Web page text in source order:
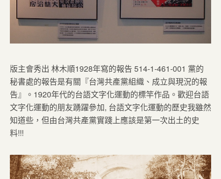
版主會秀出 林木順1928年寫的報告 514-1-461-001 黨的
秘書處的報告是有關『台灣共產黨組織、成立與現況的報
告』。1920年代的台語文字化運動的標竿作品。歡迎台語
文字化運動的朋友踴躍參加, 台語文字化運動的歷史我雖然
知道些，但由台灣共產黨實踐上應該是第一次出土的史
料!!!